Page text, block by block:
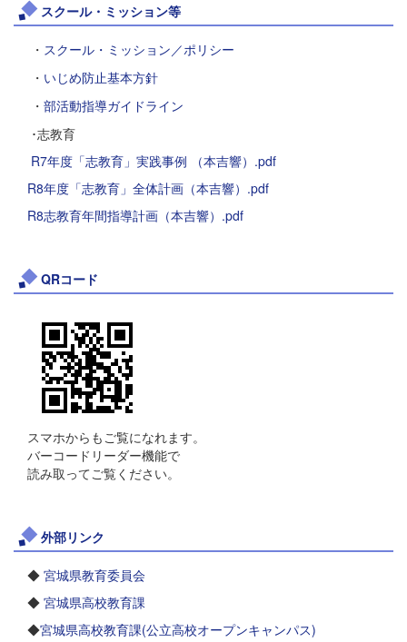
スクール・ミッション等
・ スクール・ミッション／ポリシー
・ いじめ防止基本方針
・ 部活動指導ガイドライン
･志教育
R7年度「志教育」実践事例 （本吉響）.pdf
R8年度「志教育」全体計画（本吉響）.pdf
R8志教育年間指導計画（本吉響）.pdf
QRコード
スマホからもご覧になれます。
バーコードリーダー機能で
読み取ってご覧ください。
外部リンク
◆ 宮城県教育委員会
◆ 宮城県高校教育課
◆宮城県高校教育課(公立高校オープンキャンパス)